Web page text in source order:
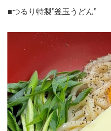
■つるり特製”釜玉うどん”